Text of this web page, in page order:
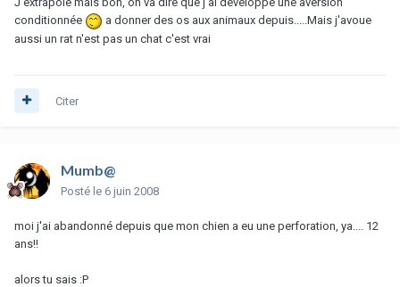
conditionnée
a donner des os aux animaux depuis.....Mais j'avoue
aussi un rat n'est pas un chat c'est vrai
Citer
Mumb@
Posté le 6 juin 2008
moi j'ai abandonné depuis que mon chien a eu une perforation, ya.... 12
ans!!
alors tu sais :P